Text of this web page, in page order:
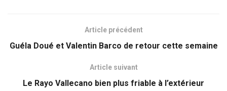
Article précédent
Guéla Doué et Valentin Barco de retour cette semaine
Article suivant
Le Rayo Vallecano bien plus friable à l’extérieur